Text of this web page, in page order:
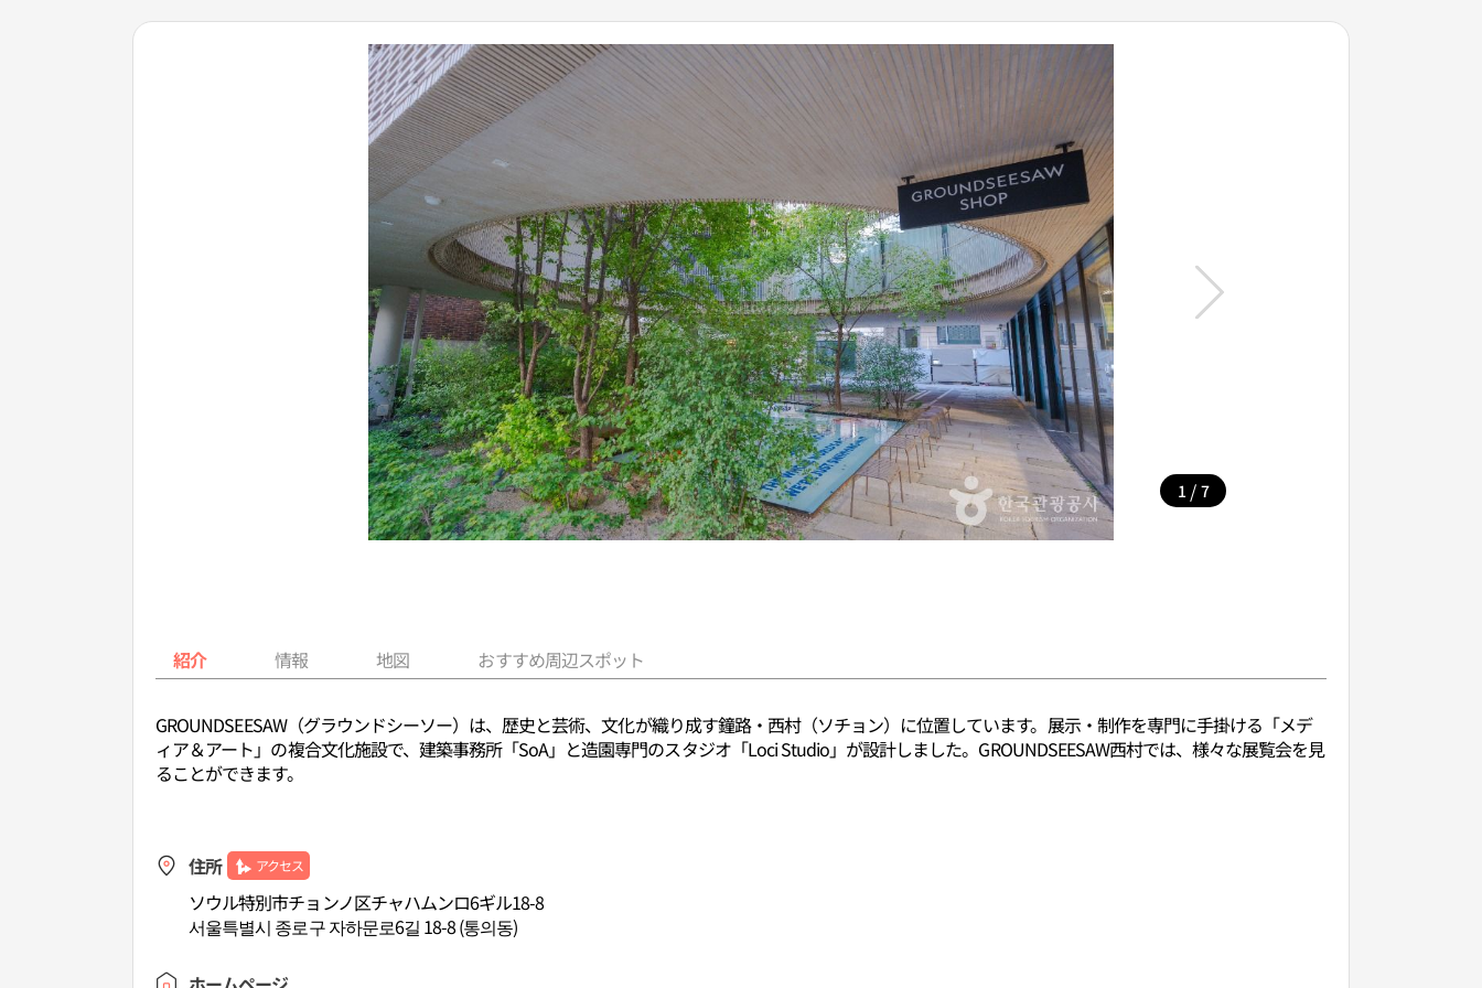
1 / 7
紹介 情報 地図 おすすめ周辺スポット
GROUNDSEESAW（グラウンドシーソー）は、歴史と芸術、文化が織り成す鐘路・西村（ソチョン）に位置しています。展示・制作を専門に手掛ける「メデ
ィア＆アート」の複合文化施設で、建築事務所「SoA」と造園専門のスタジオ「Loci Studio」が設計しました。GROUNDSEESAW西村では、様々な展覧会を見
ることができます。
住所 アクセス
ソウル特別市チョンノ区チャハムンロ6ギル18-8
서울특별시 종로구 자하문로6길 18-8 (통의동)